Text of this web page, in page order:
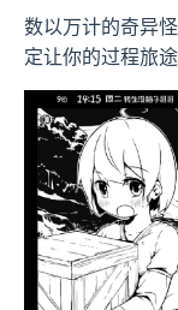
数以万计的奇异
定让你的过程旅